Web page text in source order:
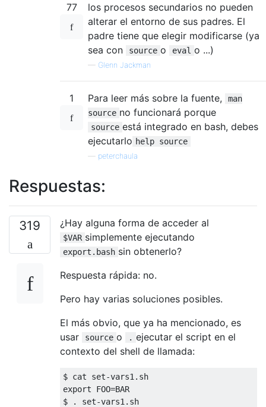
77
los procesos secundarios no pueden
alterar el entorno de sus padres. El
padre tiene que elegir modificarse (ya
sea con
source o eval o ...)
— Glenn Jackman
1 Para leer más sobre la fuente,
man
source no funcionará porque
source está integrado en bash, debes
ejecutarlo help source
peterchaula
Respuestas:
319 ¿Hay alguna forma de acceder al
$VAR simplemente ejecutando
export.bash sin obtenerlo?
Respuesta rápida: no.
Pero hay varias soluciones posibles.
El más obvio, que ya ha mencionado, es
usar
source o . ejecutar el script en el
contexto del shell de llamada:
$ cat set-vars1 . sh
export FOO=BAR
$
. set-vars1 . sh